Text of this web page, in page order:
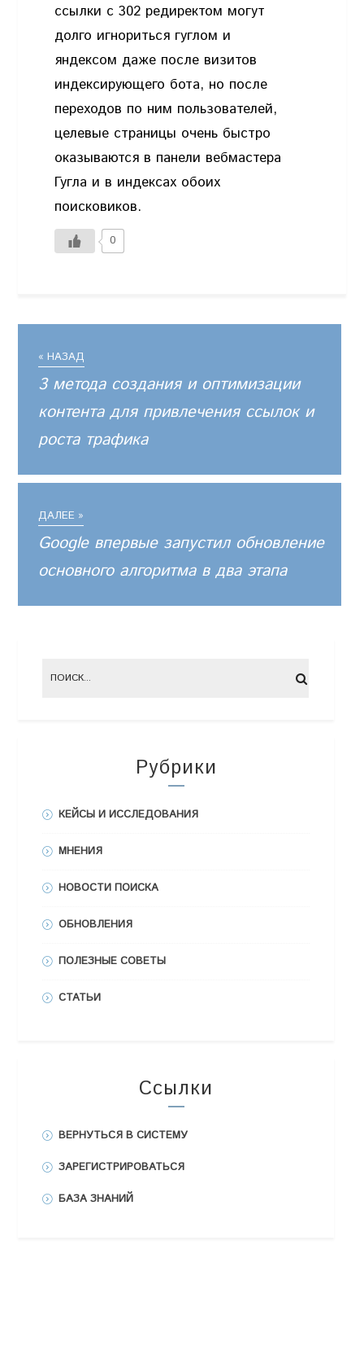
ссылки с 302 редиректом могут
долго игнориться гуглом и
яндексом даже после визитов
индексирующего бота, но после
переходов по ним пользователей,
целевые страницы очень быстро
оказываются в панели вебмастера
Гугла и в индексах обоих
поисковиков.
0
« НАЗАД
3 метода создания и оптимизации
контента для привлечения ссылок и
роста трафика
ДАЛЕЕ »
Google впервые запустил обновление
основного алгоритма в два этапа
Рубрики
КЕЙСЫ И ИССЛЕДОВАНИЯ
МНЕНИЯ
НОВОСТИ ПОИСКА
ОБНОВЛЕНИЯ
ПОЛЕЗНЫЕ СОВЕТЫ
СТАТЬИ
Ссылки
ВЕРНУТЬСЯ В СИСТЕМУ
ЗАРЕГИСТРИРОВАТЬСЯ
БАЗА ЗНАНИЙ